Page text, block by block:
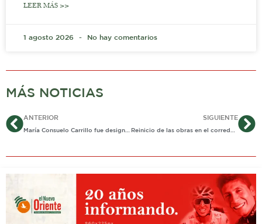
LEER MÁS >>
1 agosto 2026 No hay comentarios
MÁS NOTICIAS
AntANTERIOR
María Consuelo Carrillo fue designada como nueva gerente de SAYOP S.A.S E.S.P
SIGUIENTE
Reinicio de las obras en el corredor Villavicencio – Yopal asciende al 40%, con más de 2.300 personas reactivadas